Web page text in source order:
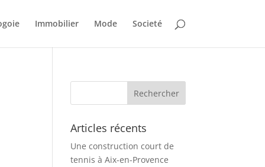
Immobilier Mode Societé
Articles récents
Une construction court de
tennis à Aix-en-Provence